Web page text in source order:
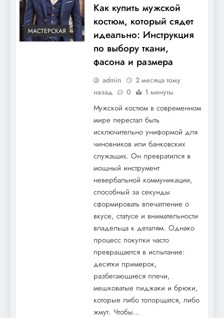
МАСТЕРСКАЯ
Как купить мужской
костюм, который сядет
идеально: Инструкция
по выбору ткани,
фасона и размера
admin
2 месяца тому
назад
0 1 минуты
Мужской костюм в современном
мире перестал быть
исключительно униформой для
чиновников или банковских
служащих. Он превратился в
мощный инструмент
невербальной коммуникации,
способный за секунды
сформировать впечатление о
вкусе, статусе и внимательности
владельца к деталям. Однако
процесс покупки часто
превращается в испытание:
десятки примерок,
разбегающиеся плечи,
мешковатые пиджаки и брюки,
которые либо топорщатся, либо
жмут. Чтобы…